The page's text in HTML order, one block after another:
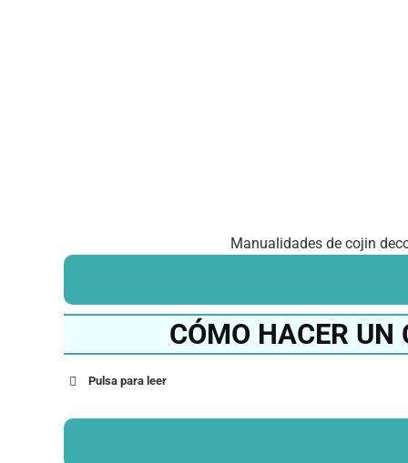
Manualidades de cojin
CÓMO HACER UN
Pulsa para leer